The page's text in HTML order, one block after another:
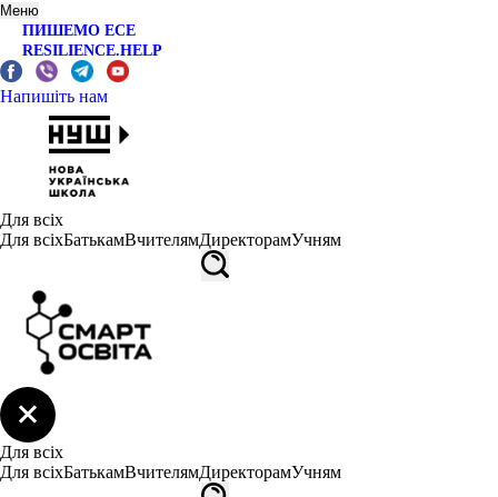
Меню
ПИШЕМО ЕСЕ
RESILIENCE.HELP
Напишіть нам
Для всіх
Для всіхБатькамВчителямДиректорамУчням
Для всіх
Для всіхБатькамВчителямДиректорамУчням